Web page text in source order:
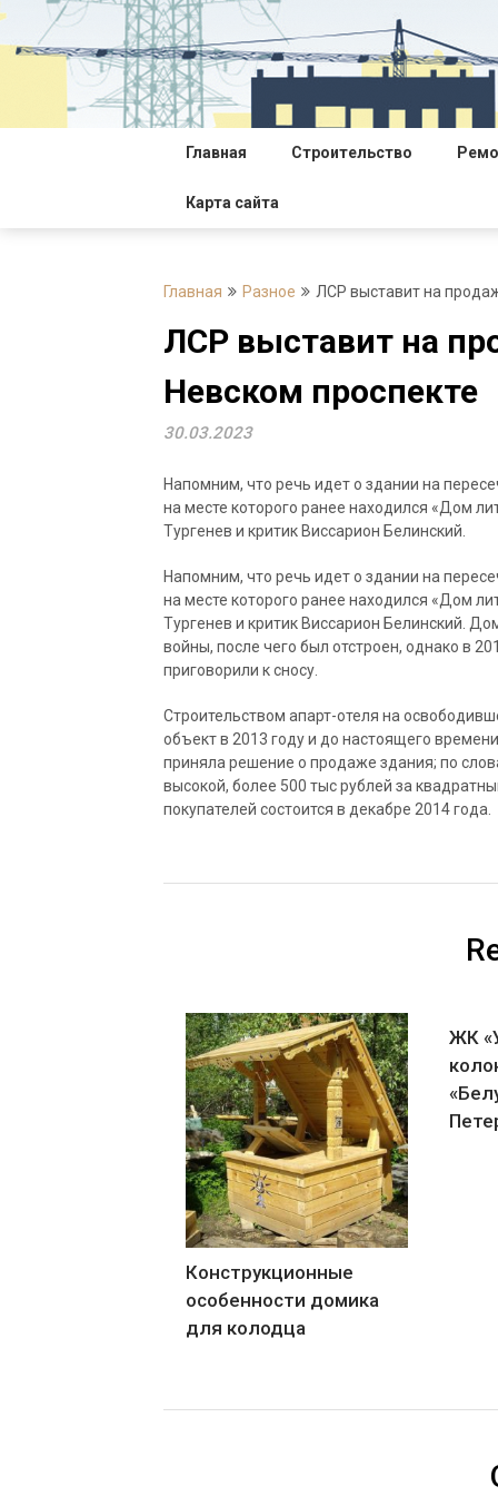
Перейти
содержимому
Главная Строительство
Карта сайта
Главная Разное ЛСР выставит на
ЛСР выставит на
Невском проспекте
30.03.2023
Напомним, что речь идет о здании на
на месте которого ранее находился «Дом
Тургенев и критик Виссарион Белинский.
Напомним, что речь идет о здании на
на месте которого ранее находился «Дом
Тургенев и критик Виссарион Белинский.
войны, после чего был отстроен, однако в
приговорили к сносу.
Строительством апарт-отеля на
объект в 2013 году и до настоящего
приняла решение о продаже здания; по
высокой, более 500 тыс рублей за
покупателей состоится в декабре 2014 года.
Конструкционные
особенности домика
для колодца
ЖК